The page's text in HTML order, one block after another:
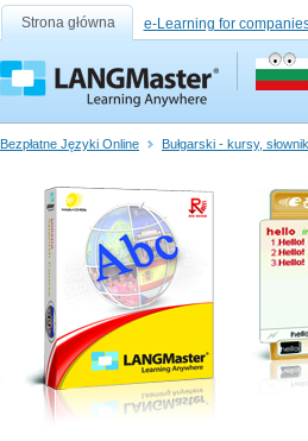
Strona główna e-Learning for
Bezpłatne Języki Online Bułgarski - kursy,